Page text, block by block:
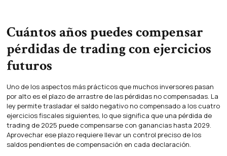
Cuántos años puedes compensar
pérdidas de trading con ejercicios
futuros
Uno de los aspectos más prácticos que muchos inversores pasan
por alto es el plazo de arrastre de las pérdidas no compensadas. La
ley permite trasladar el saldo negativo no compensado a los cuatro
ejercicios fiscales siguientes, lo que significa que una pérdida de
trading de 2025 puede compensarse con ganancias hasta 2029.
Aprovechar ese plazo requiere llevar un control preciso de los
saldos pendientes de compensación en cada declaración.